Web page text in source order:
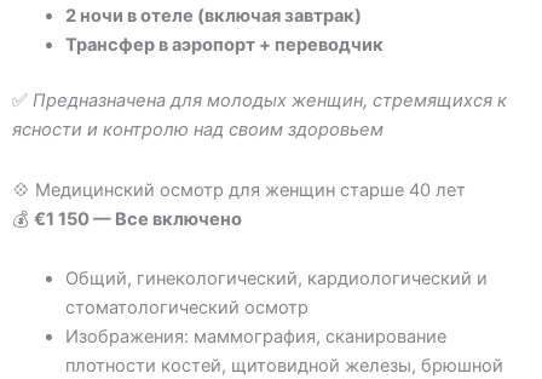
2 ночи в отеле (включая завтрак)
Трансфер в аэропорт + переводчик
✅ Предназначена для молодых женщин, стремящихся к
ясности и контролю над своим здоровьем
💠 Медицинский осмотр для женщин старше 40 лет
💰 €1 150 — Все включено
Общий, гинекологический, кардиологический и
стоматологический осмотр
Изображения: маммография, сканирование
плотности костей, щитовидной железы, брюшной